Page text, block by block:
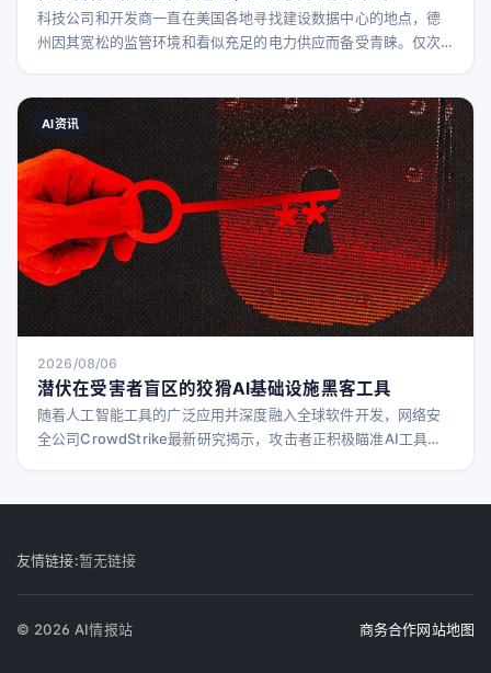
科技公司和开发商一直在美国各地寻找建设数据中心的地点，德
州因其宽松的监管环境和看似充足的电力供应而备受青睐。仅次
心项目必须接受德州公共事业委员会（PUCT）和州电网运营商
——德州电力可靠性委员会（ERCOT）的审计。 今年，ERCOT
的电网接入排队项目数量大幅增长。今年一月，ERCO
AI资讯
2026/08/06
潜伏在受害者盲区的狡猾AI基础设施黑客工具
随着人工智能工具的广泛应用并深度融入全球软件开发，网络安
全公司CrowdStrike最新研究揭示，攻击者正积极瞄准AI工具
查AI软件供应链攻击时发现了一种蠕虫病毒。CrowdStrike反对
特定攻击者，但这符合攻击者如T
友情链接:暂无链接
© 2026 AI情报站 商务合作网站地图